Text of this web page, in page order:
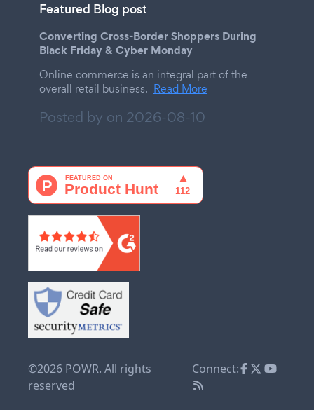
Featured Blog post
Converting Cross-Border Shoppers During
Black Friday & Cyber Monday
Online commerce is an integral part of the
overall retail business. Read More
Posted by on 2026-08-10
©2026 POWR. All rights
reserved
Connect: